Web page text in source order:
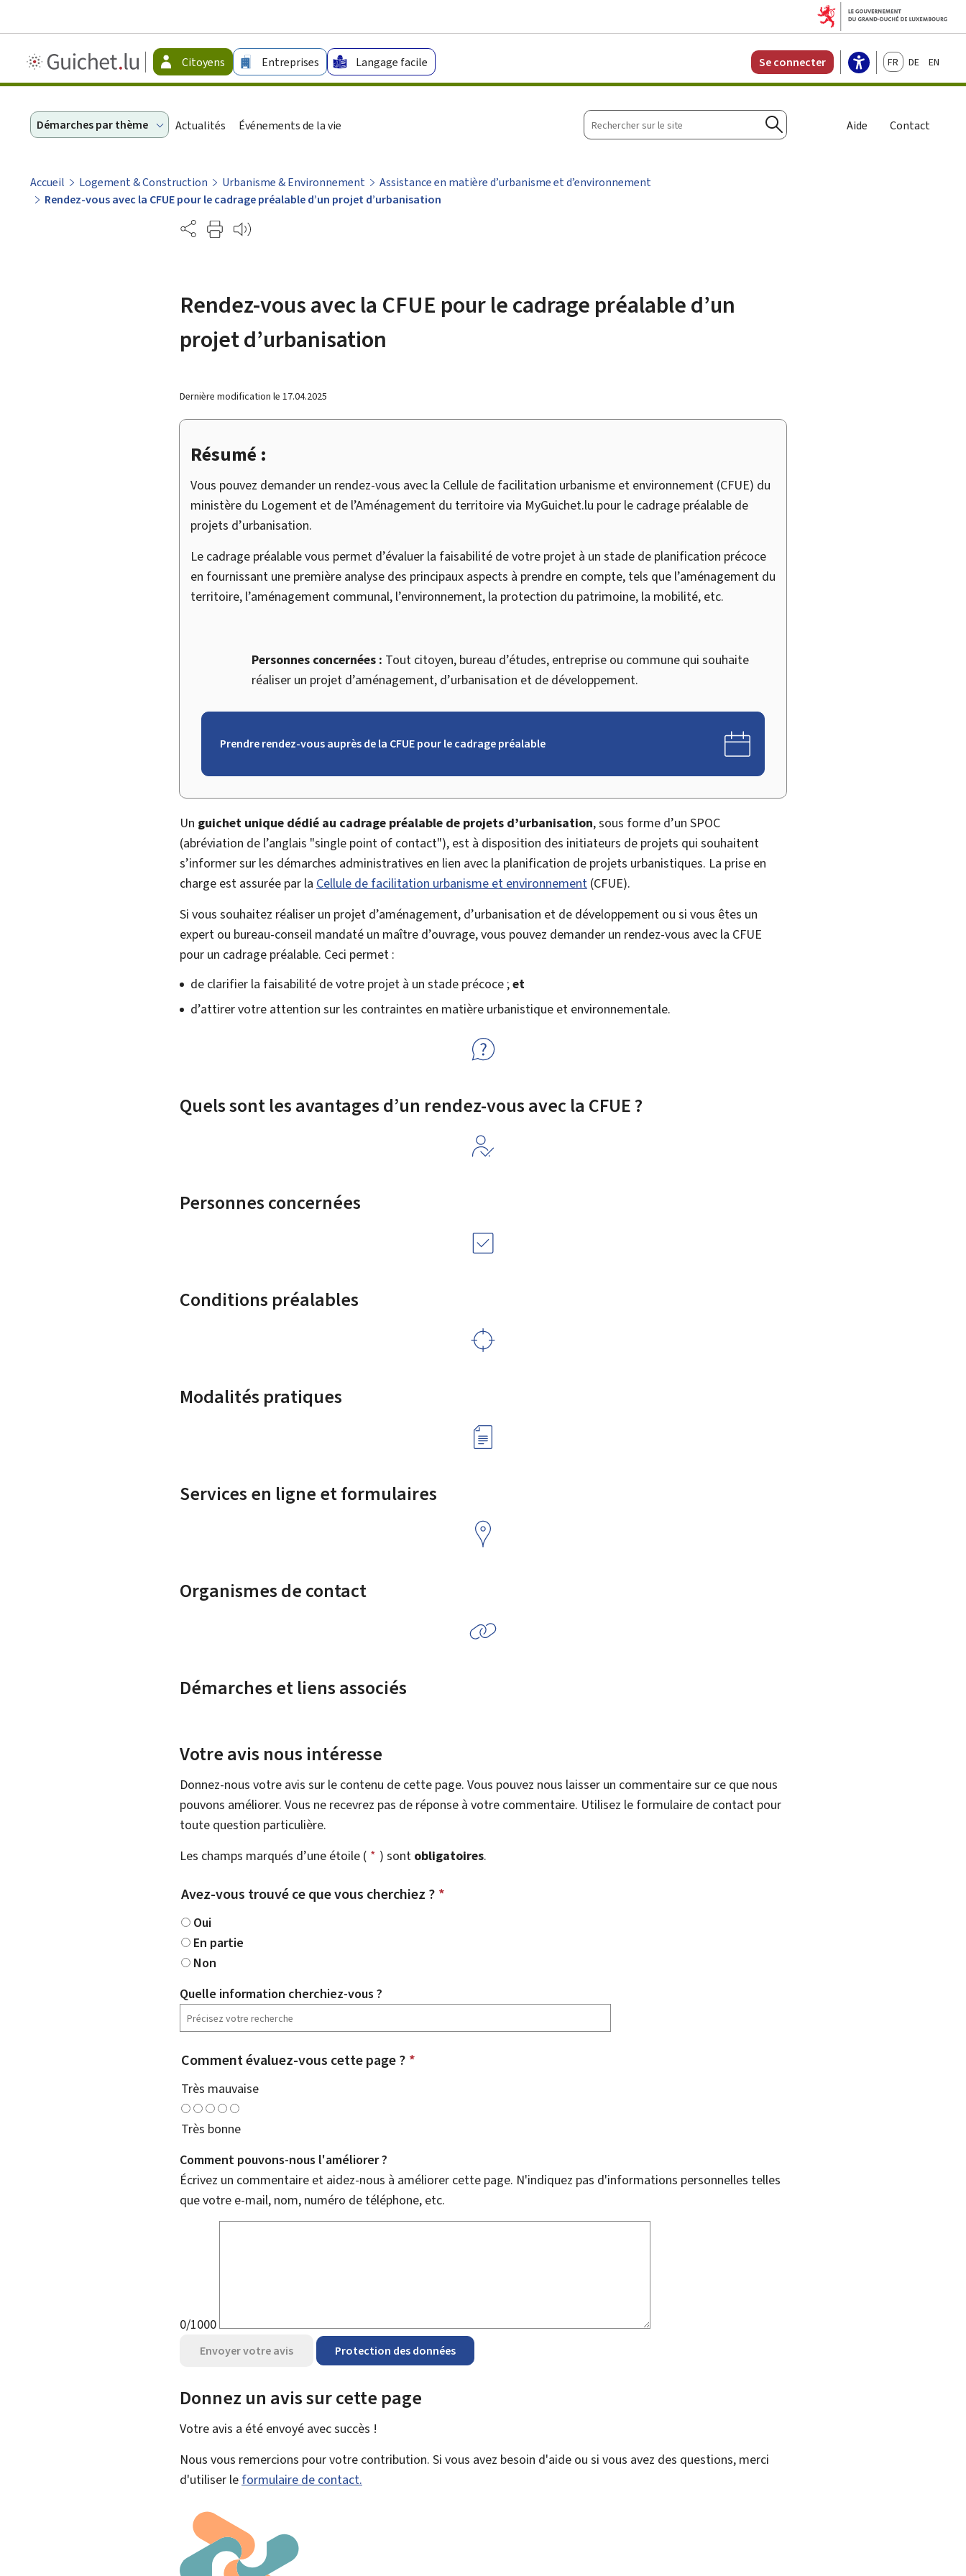
Guichet.lu
-
Citoyens Entreprises Langage facile Se connecter FrançaisDeutschEnglish
Démarches par thème Actualités Événements de la vie
Rechercher
sur
site
Rechercher
Aide Contact
Accueil Logement & Construction Urbanisme & Environnement
Assistance en matière d’urbanisme et d’environnement
Rendez-vous avec la CFUE pour le cadrage préalable d’un projet d’urbanisation
Partage
Rendez-vous avec la CFUE pour le cadrage préalable d’un
projet d’urbanisation
Dernière modification le 17.04.2025
Résumé :
Vous pouvez demander un rendez-vous avec la Cellule de facilitation urbanisme et environnement (CFUE) du
ministère du Logement et de l’Aménagement du territoire via MyGuichet.lu pour le cadrage préalable de
projets d’urbanisation.
Le cadrage préalable vous permet d’évaluer la faisabilité de votre projet à un stade de planification précoce
en fournissant une première analyse des principaux aspects à prendre en compte, tels que l’aménagement du
territoire, l’aménagement communal, l’environnement, la protection du patrimoine, la mobilité, etc.
Personnes concernées : Tout citoyen, bureau d’études, entreprise ou commune qui souhaite
réaliser un projet d’aménagement, d’urbanisation et de développement.
Prendre rendez-vous auprès de la CFUE pour le cadrage préalable
Un guichet unique dédié au cadrage préalable de projets d’urbanisation, sous forme d’un SPOC
(abréviation de l’anglais "single point of contact"), est à disposition des initiateurs de projets qui souhaitent
s’informer sur les démarches administratives en lien avec la planification de projets urbanistiques. La prise en
charge est assurée par la Cellule de facilitation urbanisme et environnement (CFUE).
Si vous souhaitez réaliser un projet d’aménagement, d’urbanisation et de développement ou si vous êtes un
expert ou bureau-conseil mandaté un maître d’ouvrage, vous pouvez demander un rendez-vous avec la CFUE
pour un cadrage préalable. Ceci permet :
de clarifier la faisabilité de votre projet à un stade précoce ;et
d’attirer votre attention sur les contraintes en matière urbanistique et environnementale.
Quels sont les avantages d’un rendez-vous avec la CFUE ?
Personnes concernées
Conditions préalables
Modalités pratiques
Services en ligne et formulaires
Organismes de contact
Démarches et liens associés
Votre avis nous intéresse
Donnez-nous votre avis sur le contenu de cette page. Vous pouvez nous laisser un commentaire sur ce que nous
pouvons améliorer. Vous ne recevrez pas de réponse à votre commentaire. Utilisez le formulaire de contact pour
toute question particulière.
Les champs marqués d’une étoile ( * ) sont obligatoires.
Avez-vous trouvé ce que vous cherchiez ? *
Oui
En partie
Non
Quelle information cherchiez-vous ?
Comment évaluez-vous cette page ? *
Très mauvaise
Très bonne
Comment pouvons-nous l'améliorer ?
Écrivez un commentaire et aidez-nous à améliorer cette page. N'indiquez pas d'informations personnelles telles
que votre e-mail, nom, numéro de téléphone, etc.
0/1000
Envoyer votre avis Protection des données
Donnez un avis sur cette page
Votre avis a été envoyé avecsuccès !
Nous vous remercions pour votre contribution. Si vous avez besoin d'aide ou si vous avez des questions, merci
d'utiliser le formulaire de contact.